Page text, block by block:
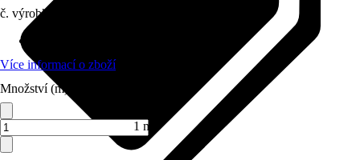
č. výrobku
Více informací o zboží
Množství (m)
1 m